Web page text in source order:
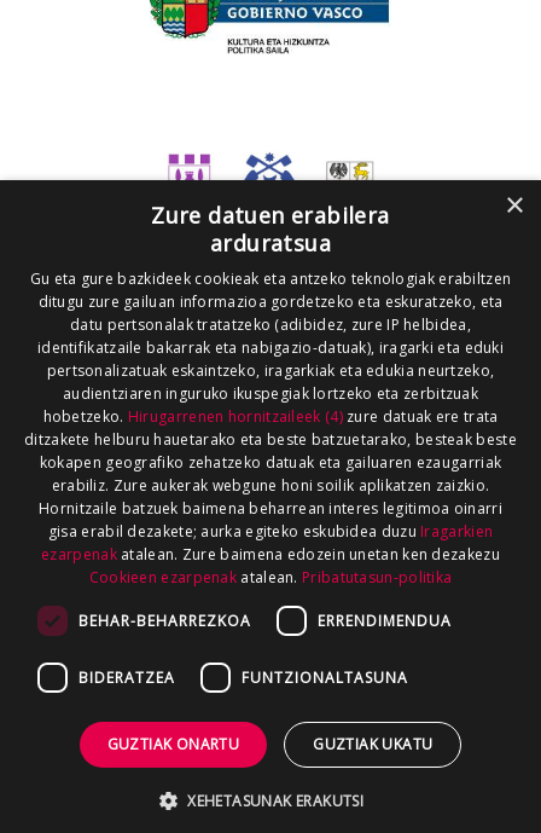
×
Zure datuen erabilera
arduratsua
Gu eta gure bazkideek cookieak eta antzeko teknologiak erabiltzen
ditugu zure gailuan informazioa gordetzeko eta eskuratzeko, eta
datu pertsonalak tratatzeko (adibidez, zure IP helbidea,
identifikatzaile bakarrak eta nabigazio-datuak), iragarki eta eduki
pertsonalizatuak eskaintzeko, iragarkiak eta edukia neurtzeko,
audientziaren inguruko ikuspegiak lortzeko eta zerbitzuak
hobetzeko. Hirugarrenen hornitzaileek (4)zure datuak ere trata
ditzakete helburu hauetarako eta beste batzuetarako, besteak beste
kokapen geografiko zehatzeko datuak eta gailuaren ezaugarriak
erabiliz. Zure aukerak webgune honi soilik aplikatzen zaizkio.
Hornitzaile batzuek baimena beharrean interes legitimoa oinarri
gisa erabil dezakete; aurka egiteko eskubidea duzu Iragarkien
ezarpenakatalean. Zure baimena edozein unetan ken dezakezu
Cookieen ezarpenak atalean. Pribatutasun-politika
BEHAR-BEHARREZKOA ERRENDIMENDUA
BIDERATZEA FUNTZIONALTASUNA
GUZTIAK ONARTU GUZTIAK UKATU
XEHETASUNAK ERAKUTSI